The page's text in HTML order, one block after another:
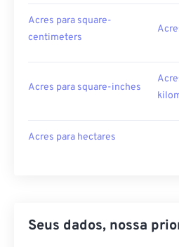
Acres para square-
centimeters
Acres para square-inches
Acres para hectares
Seus dados, nossa